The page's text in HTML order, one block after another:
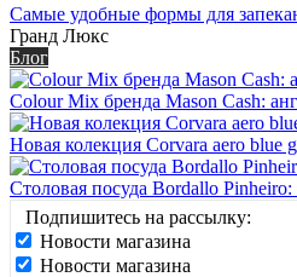
Самые удобные формы для
Гранд Люкс
Блог
Colour Mix бренда Mason Cash:
Новая колекция Corvara aero blue
Столовая посуда Bordallo
Подпишитесь на рассылку:
Новости магазина
Новости магазина